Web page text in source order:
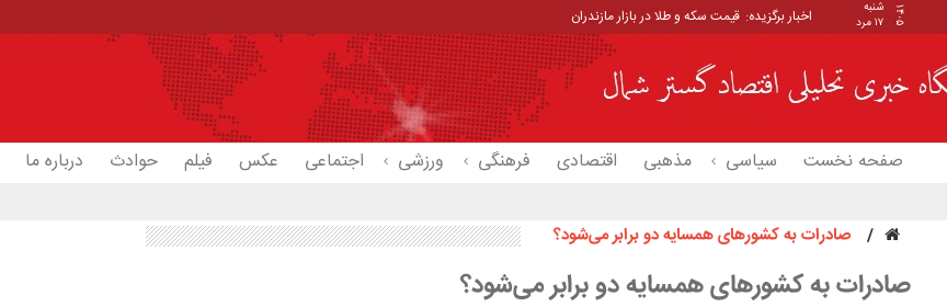
۱۴۰۵
شنبه
۱۷ مرد
اخبار برگزیده: قیمت سکه و طلا در بازار مازندران
صفحه نخست سیاسی مذهبی اقتصادی فرهنگی ورزشی اجتماعی عکس فیلم حوادث درباره ما
صادرات به کشورهای همسایه دو برابر می‌شود؟
صادرات به کشورهای همسایه دو برابر می‌شود؟